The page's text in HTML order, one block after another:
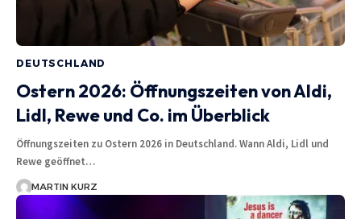
DEUTSCHLAND
Ostern 2026: Öffnungszeiten von Aldi,
Lidl, Rewe und Co. im Überblick
Öffnungszeiten zu Ostern 2026 in Deutschland. Wann Aldi, Lidl und
Rewe geöffnet…
MARTIN KURZ